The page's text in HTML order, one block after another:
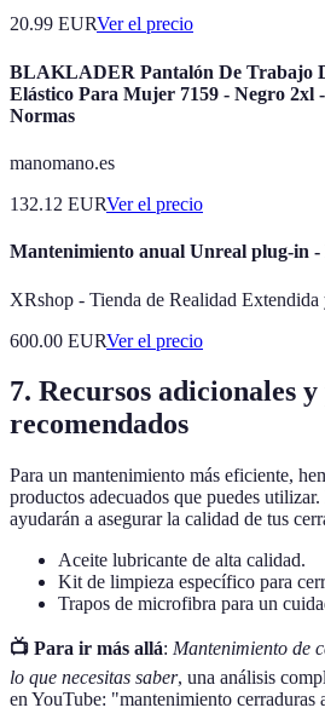
20.99 EURVer el precio
BLAKLADER Pantalón De Trabajo
Elástico Para Mujer 7159 - Negro 2xl
Normas
manomano.es
132.12 EURVer el precio
Mantenimiento anual Unreal plug-in
XRshop - Tienda de Realidad
600.00 EURVer el precio
7. Recursos adicionales
recomendados
Para un mantenimiento más eficiente,
productos adecuados que puedes
ayudarán a asegurar la calidad de tus
Aceite lubricante de alta calidad.
Kit de limpieza específico para
Trapos de microfibra para un
📺 Para ir más allá: Mantenimiento de
lo que necesitas saber, una análisis
en YouTube: "mantenimiento cerraduras